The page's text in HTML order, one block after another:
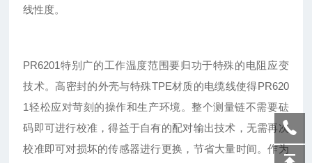
线性度。
PR6201特别广的工作温度范围要归功于特殊的电阻应变
技术。高密封的外壳与特殊TPE材质的电缆线使得PR620
1轻松应对苛刻的操作和生产环境。整个测量链不需要砝
码即可进行校准，得益于自有的配对输出技术，无需再次
校准即可对损坏的传感器进行更换，节省大量时间。作为